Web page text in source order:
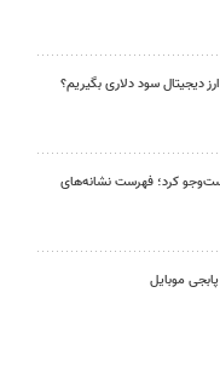
دیجیتال سود دلاری بگیریم؟
کرد؛ فهرست نشانه‌های
موبایل